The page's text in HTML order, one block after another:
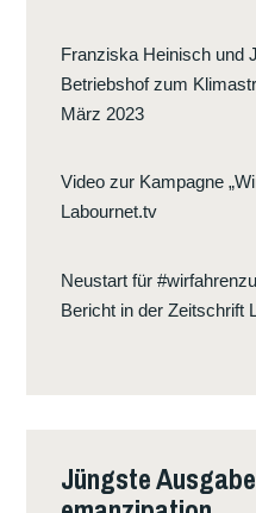
Franziska Heinisch und
Betriebshof zum
März 2023
Video zur Kampagne
Labournet.tv
Neustart für
Bericht in der Zeitschrift
Jüngste